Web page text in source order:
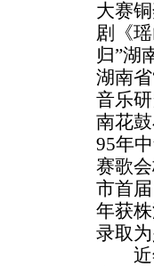
大赛
剧《
归”湖
湖南
音乐
南花
95年
赛歌
市首
年获
录取
近年